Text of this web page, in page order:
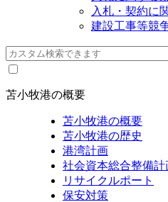
入札・契約に
建設工事等競
苫小牧港の概要
苫小牧港の概要
苫小牧港の歴史
港湾計画
社会資本総合整備計
リサイクルポート
保安対策